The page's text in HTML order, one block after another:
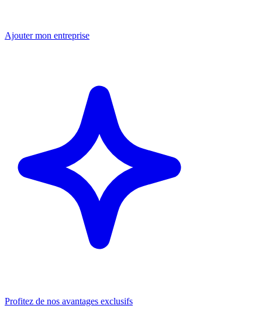
Ajouter mon entreprise
Profitez de nos avantages exclusifs